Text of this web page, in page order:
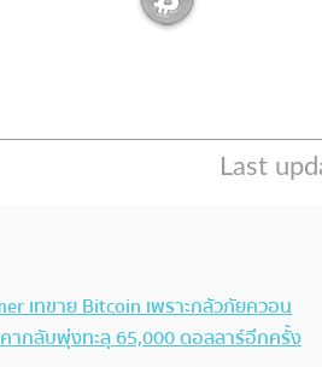
เทขาย Bitcoin เพราะกลัวภัยควอน
ากลับพุ่งทะลุ 65,000 ดอลลาร์อีกครั้ง